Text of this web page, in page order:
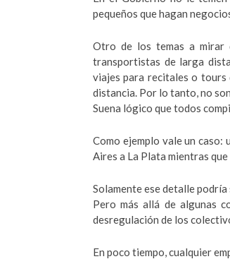
pequeños que hagan
Otro de los temas a mirar
transportistas de larga
viajes para recitales o tours
distancia. Por lo tanto, no
Suena lógico que todos
Como ejemplo vale un
Aires a La Plata mientras
Solamente ese detalle
Pero más allá de algunas
desregulación de los
En poco tiempo, cualquier